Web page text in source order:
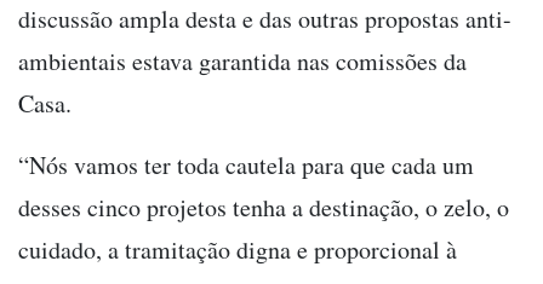
discussão ampla desta e das outras propostas anti-
ambientais estava garantida nas comissões da
Casa.
“Nós vamos ter toda cautela para que cada um
desses cinco projetos tenha a destinação, o zelo, o
cuidado, a tramitação digna e proporcional à